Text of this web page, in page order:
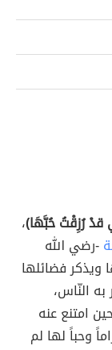
قدْ رُزِقْتُ حُبَّهَا)،
-رضي الله
ويذكر فضائلها
النّاس،
امتنع عنه
وحباً لها لم